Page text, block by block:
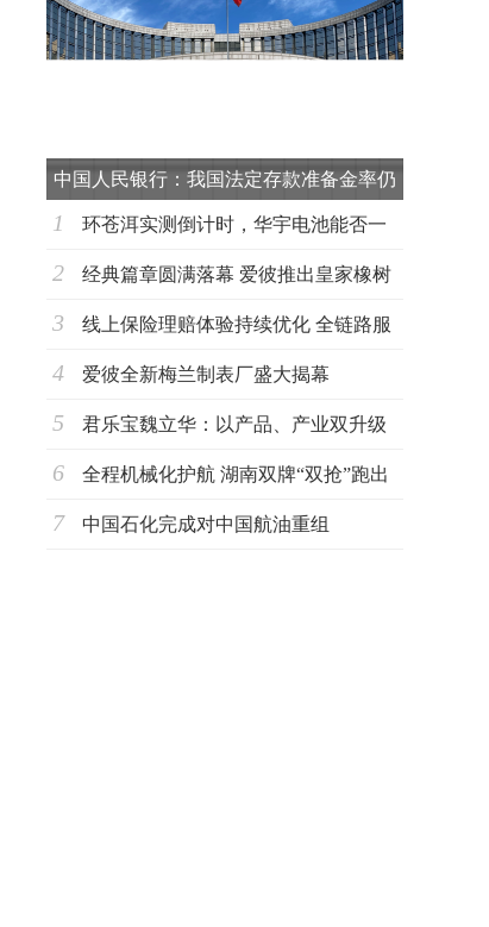
中国人民银行：我国法定存款准备金率仍
有下
1 环苍洱实测倒计时，华宇电池能否一
战到底？
2 经典篇章圆满落幕 爱彼推出皇家橡树
超薄万年
3 线上保险理赔体验持续优化 全链路服
务能力成
4 爱彼全新梅兰制表厂盛大揭幕
5 君乐宝魏立华：以产品、产业双升级
驱动奶业
6 全程机械化护航 湖南双牌“双抢”跑出
丰收加
7 中国石化完成对中国航油重组